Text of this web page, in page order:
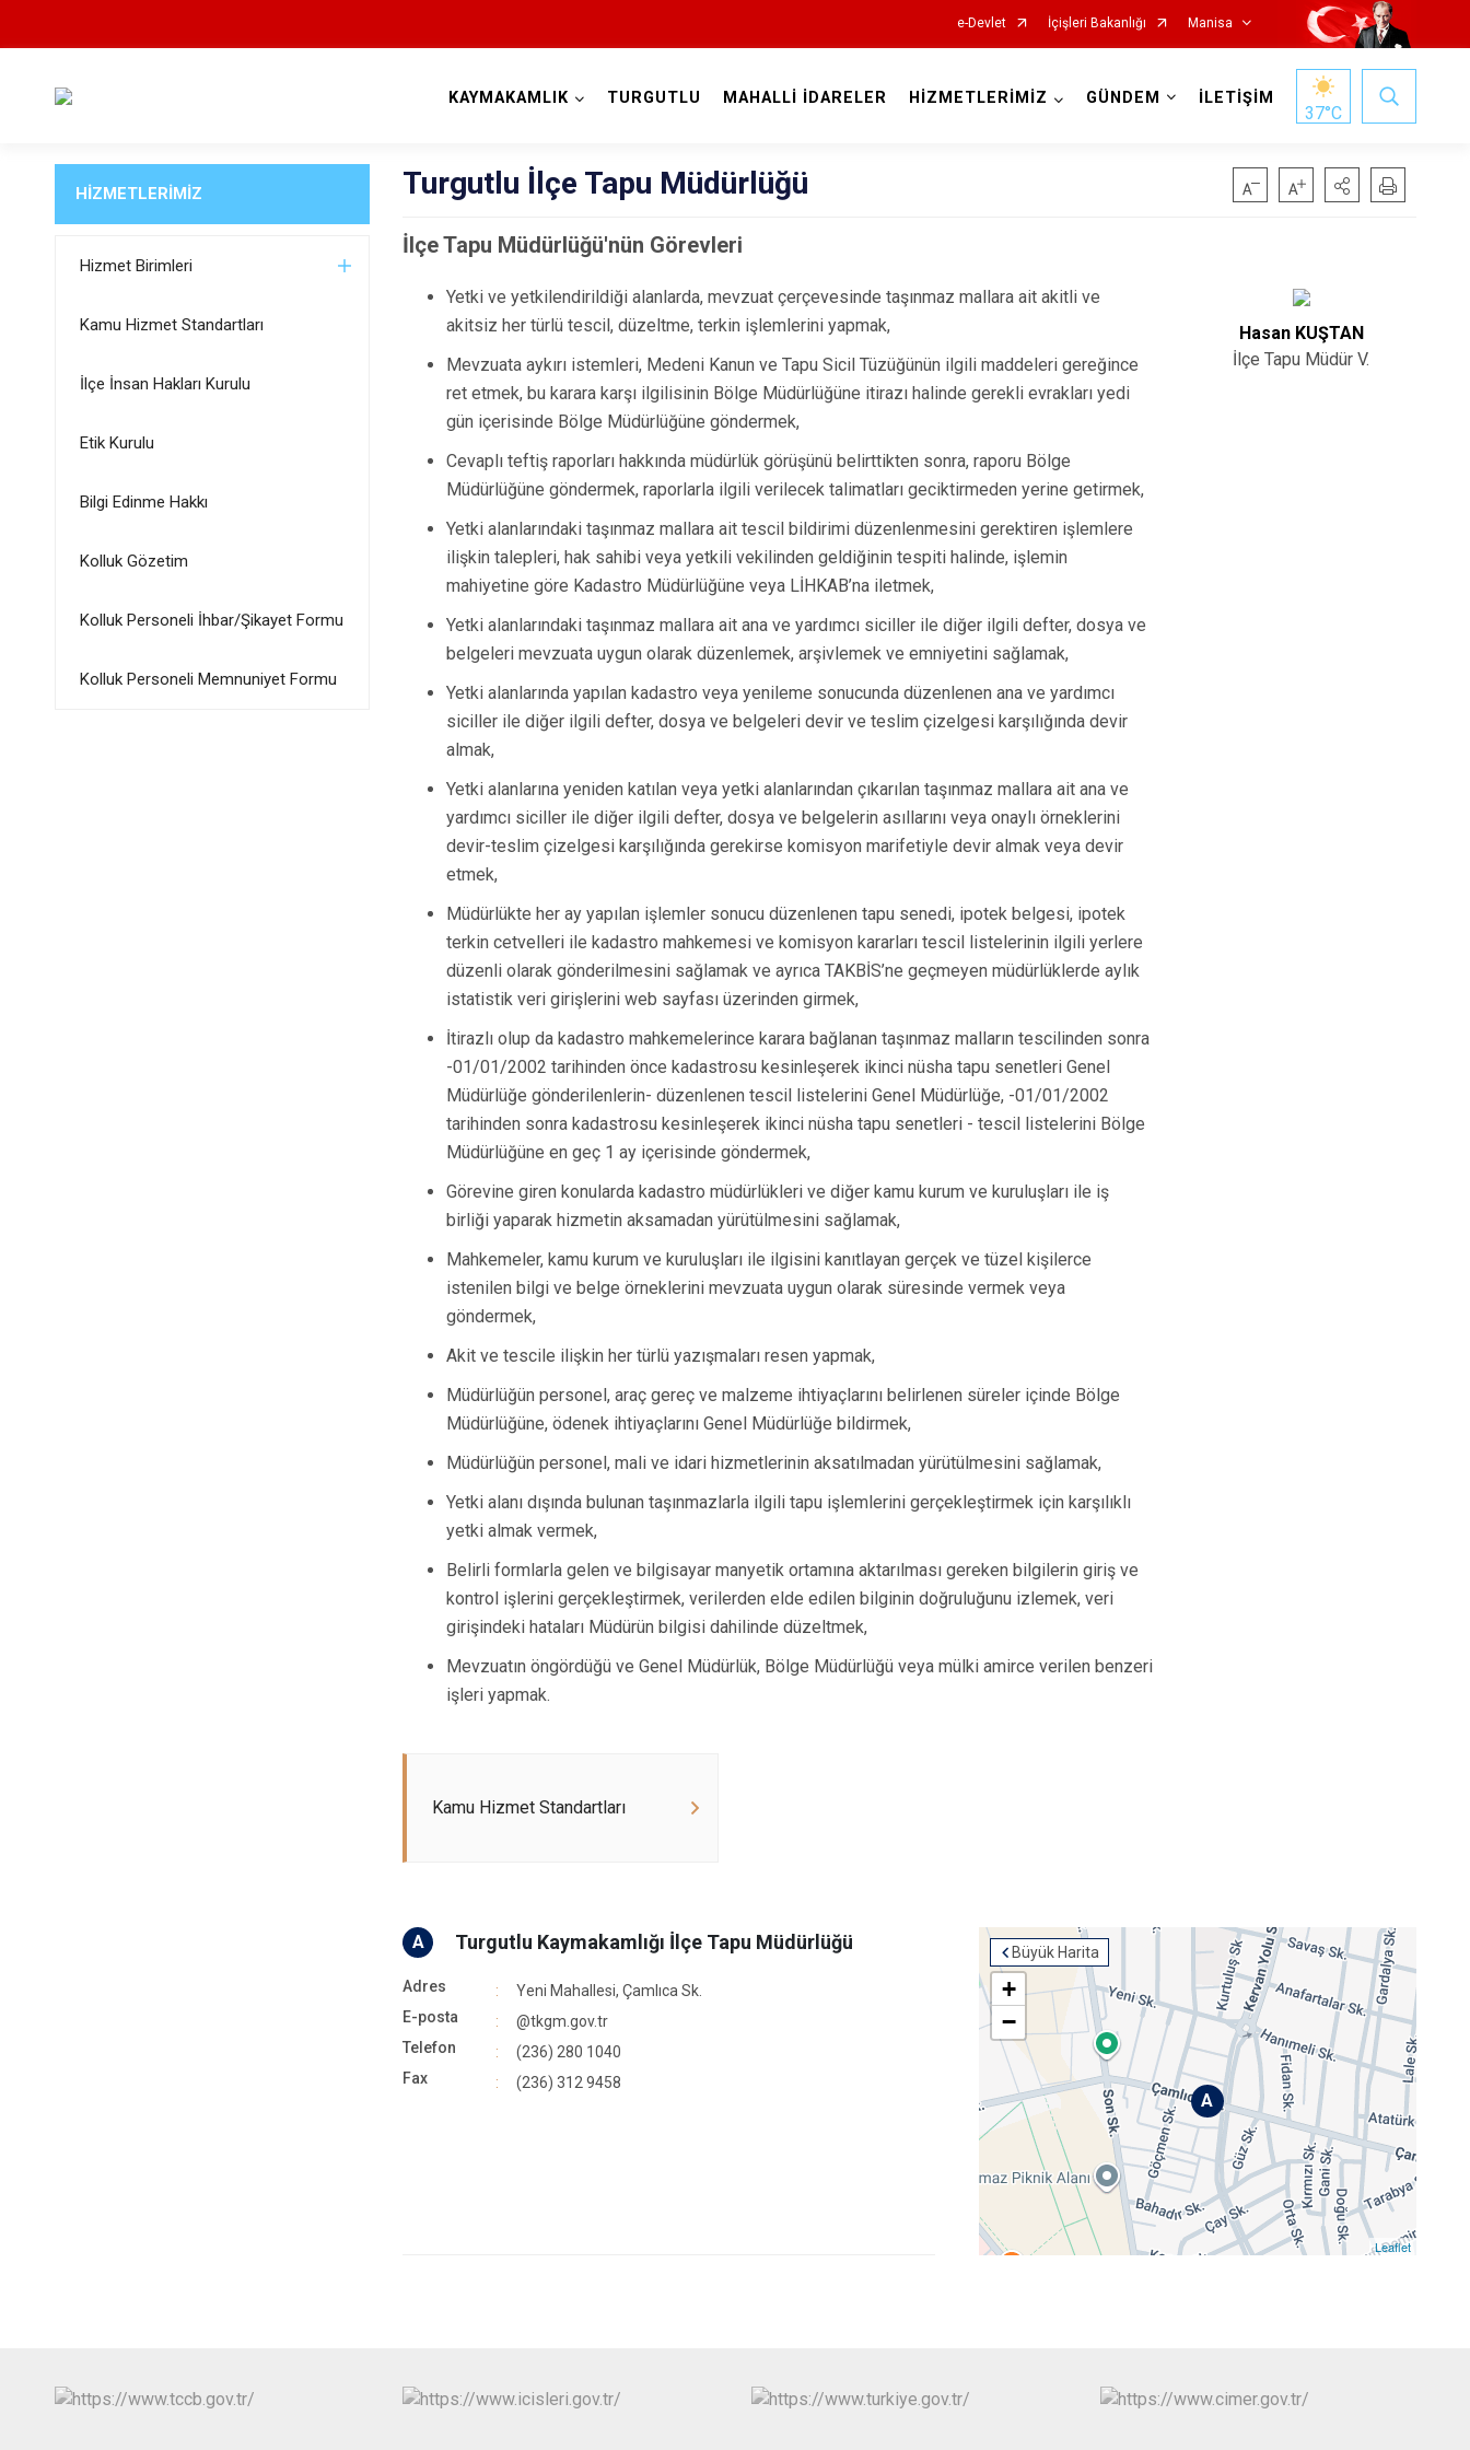
e-Devlet İçişleri Bakanlığı Manisa
Ahmetli
Alaşehir
Gölmarmara
Gördes
Kırkağaç
Köprübaşı
Turgutlu
KAYMAKAMLIK TURGUTLU MAHALLİ İDARELER HİZMETLERİMİZ GÜNDEM İLETİŞİM
37°C
HİZMETLERİMİZ
Hizmet Birimleri
Kamu Hizmet Standartları
İlçe İnsan Hakları Kurulu
Etik Kurulu
Bilgi Edinme Hakkı
Kolluk Gözetim
Kolluk Personeli İhbar/Şikayet Formu
Kolluk Personeli Memnuniyet Formu
Turgutlu İlçe Tapu Müdürlüğü
İlçe Tapu Müdürlüğü'nün Görevleri
Yetki ve yetkilendirildiği alanlarda, mevzuat çerçevesinde taşınmaz mallara ait akitli ve
akitsiz her türlü tescil, düzeltme, terkin işlemlerini yapmak,
Mevzuata aykırı istemleri, Medeni Kanun ve Tapu Sicil Tüzüğünün ilgili maddeleri gereğince
ret etmek, bu karara karşı ilgilisinin Bölge Müdürlüğüne itirazı halinde gerekli evrakları yedi
gün içerisinde Bölge Müdürlüğüne göndermek,
Cevaplı teftiş raporları hakkında müdürlük görüşünü belirttikten sonra, raporu Bölge
Müdürlüğüne göndermek, raporlarla ilgili verilecek talimatları geciktirmeden yerine getirmek,
Yetki alanlarındaki taşınmaz mallara ait tescil bildirimi düzenlenmesini gerektiren işlemlere
ilişkin talepleri, hak sahibi veya yetkili vekilinden geldiğinin tespiti halinde, işlemin
mahiyetine göre Kadastro Müdürlüğüne veya LİHKAB’na iletmek,
Yetki alanlarındaki taşınmaz mallara ait ana ve yardımcı siciller ile diğer ilgili defter, dosya ve
belgeleri mevzuata uygun olarak düzenlemek, arşivlemek ve emniyetini sağlamak,
Yetki alanlarında yapılan kadastro veya yenileme sonucunda düzenlenen ana ve yardımcı
siciller ile diğer ilgili defter, dosya ve belgeleri devir ve teslim çizelgesi karşılığında devir
almak,
Yetki alanlarına yeniden katılan veya yetki alanlarından çıkarılan taşınmaz mallara ait ana ve
yardımcı siciller ile diğer ilgili defter, dosya ve belgelerin asıllarını veya onaylı örneklerini
devir-teslim çizelgesi karşılığında gerekirse komisyon marifetiyle devir almak veya devir
etmek,
Müdürlükte her ay yapılan işlemler sonucu düzenlenen tapu senedi, ipotek belgesi, ipotek
terkin cetvelleri ile kadastro mahkemesi ve komisyon kararları tescil listelerinin ilgili yerlere
düzenli olarak gönderilmesini sağlamak ve ayrıca TAKBİS’ne geçmeyen müdürlüklerde aylık
istatistik veri girişlerini web sayfası üzerinden girmek,
İtirazlı olup da kadastro mahkemelerince karara bağlanan taşınmaz malların tescilinden sonra
-01/01/2002 tarihinden önce kadastrosu kesinleşerek ikinci nüsha tapu senetleri Genel
Müdürlüğe gönderilenlerin- düzenlenen tescil listelerini Genel Müdürlüğe, -01/01/2002
tarihinden sonra kadastrosu kesinleşerek ikinci nüsha tapu senetleri - tescil listelerini Bölge
Müdürlüğüne en geç 1 ay içerisinde göndermek,
Görevine giren konularda kadastro müdürlükleri ve diğer kamu kurum ve kuruluşları ile iş
birliği yaparak hizmetin aksamadan yürütülmesini sağlamak,
Mahkemeler, kamu kurum ve kuruluşları ile ilgisini kanıtlayan gerçek ve tüzel kişilerce
istenilen bilgi ve belge örneklerini mevzuata uygun olarak süresinde vermek veya
göndermek,
Akit ve tescile ilişkin her türlü yazışmaları resen yapmak,
Müdürlüğün personel, araç gereç ve malzeme ihtiyaçlarını belirlenen süreler içinde Bölge
Müdürlüğüne, ödenek ihtiyaçlarını Genel Müdürlüğe bildirmek,
Müdürlüğün personel, mali ve idari hizmetlerinin aksatılmadan yürütülmesini sağlamak,
Yetki alanı dışında bulunan taşınmazlarla ilgili tapu işlemlerini gerçekleştirmek için karşılıklı
yetki almak vermek,
Belirli formlarla gelen ve bilgisayar manyetik ortamına aktarılması gereken bilgilerin giriş ve
kontrol işlerini gerçekleştirmek, verilerden elde edilen bilginin doğruluğunu izlemek, veri
girişindeki hataları Müdürün bilgisi dahilinde düzeltmek,
Mevzuatın öngördüğü ve Genel Müdürlük, Bölge Müdürlüğü veya mülki amirce verilen benzeri
işleri yapmak.
Hasan KUŞTAN
İlçe Tapu Müdür V.
Kamu Hizmet Standartları
Büyük Harita
A
+
−
Leaflet
A Turgutlu Kaymakamlığı İlçe Tapu Müdürlüğü
Adres
Yeni Mahallesi, Çamlıca Sk.
E-posta
@tkgm.gov.tr
Telefon
(236) 280 1040
Fax
(236) 312 9458